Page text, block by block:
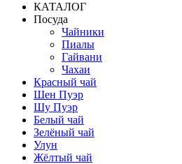
КАТАЛОГ
Посуда
Чайники
Пиалы
Гайвани
Чахаи
Красный чай
Шен Пуэр
Шу Пуэр
Белый чай
Зелёный чай
Улун
Жёлтый чай